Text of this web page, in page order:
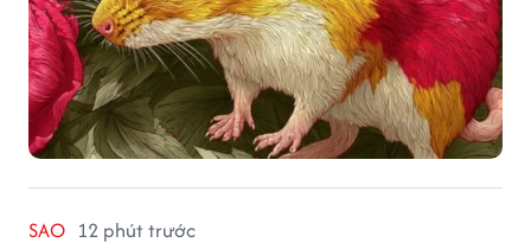
SAO 12 phút trước